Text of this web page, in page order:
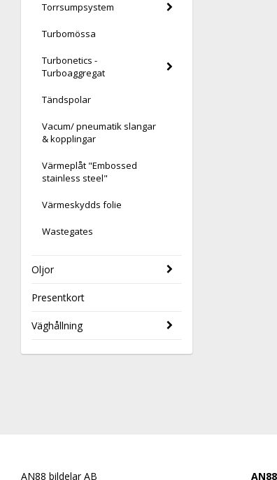
Torrsumpsystem
Turbomössa
Turbonetics -
Turboaggregat
Tändspolar
Vacum/ pneumatik slangar
& kopplingar
Värmeplåt "Embossed
stainless steel"
Värmeskydds folie
Wastegates
Oljor
Presentkort
Väghållning
AN88 bildelar AB AN88